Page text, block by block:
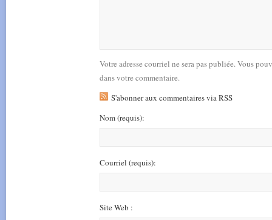
Votre adresse courriel ne sera pas publiée. Vous
dans votre commentaire.
S'abonner aux commentaires via RSS
Nom(requis):
Courriel (requis):
Site Web :